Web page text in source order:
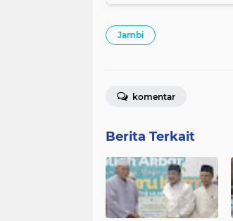
Jambi
komentar
Berita Terkait